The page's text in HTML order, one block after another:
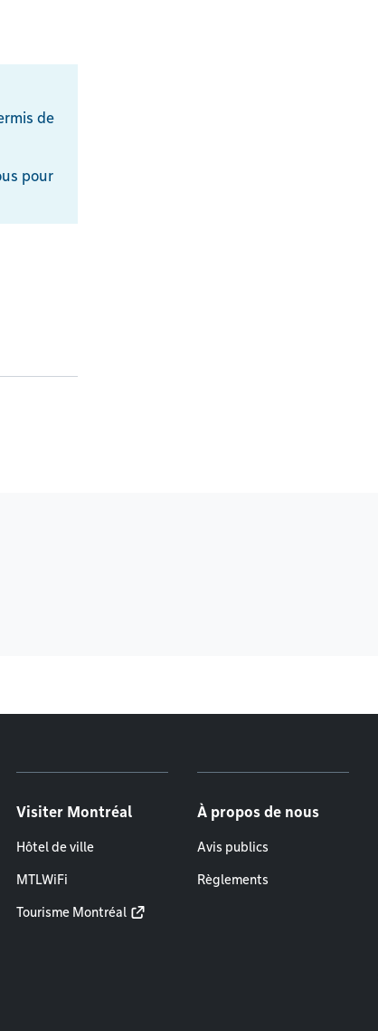
de
pour
Visiter Montréal
Hôtel de ville
MTLWiFi
Tourisme Montréal
À propos de nous
Avis publics
Règlements